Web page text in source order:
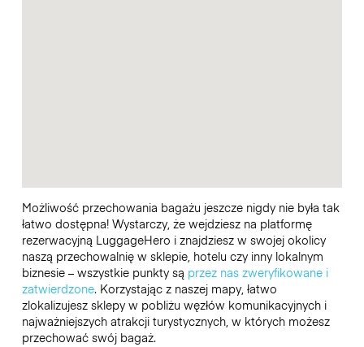
Możliwość przechowania bagażu jeszcze nigdy nie była tak
łatwo dostępna! Wystarczy, że wejdziesz na platformę
rezerwacyjną LuggageHero i znajdziesz w swojej okolicy
naszą przechowalnię w sklepie, hotelu czy inny lokalnym
biznesie – wszystkie punkty są przez nas zweryfikowane i
zatwierdzone. Korzystając z naszej mapy, łatwo
zlokalizujesz sklepy w pobliżu węzłów komunikacyjnych i
najważniejszych atrakcji turystycznych, w których możesz
przechować swój bagaż.